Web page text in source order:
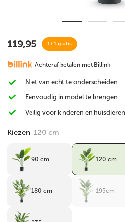
119,95 1+1 gratis
Achteraf betalen met Billink
Niet van echt te onderscheiden
Eenvoudig in model te brengen
Veilig voor kinderen en huisdieren
Kiezen: 120 cm
90 cm 120 cm
180 cm 195cm